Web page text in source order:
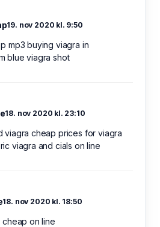
19. nov 2020 kl. 9:50
mp3 buying viagra in
blue viagra shot
18. nov 2020 kl. 23:10
viagra cheap prices for viagra
viagra and cials on line
18. nov 2020 kl. 18:50
on line